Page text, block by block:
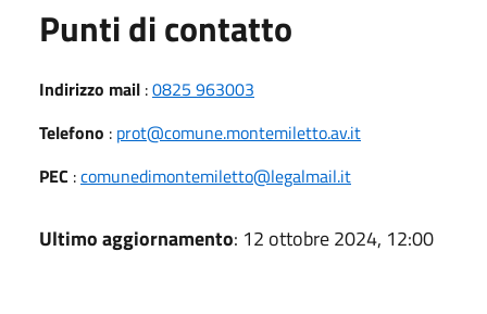
Punti di contatto
Indirizzo mail :0825 963003
Telefono : prot@comune.montemiletto.av.it
PEC :comunedimontemiletto@legalmail.it
Ultimo aggiornamento: 12 ottobre 2024, 12:00